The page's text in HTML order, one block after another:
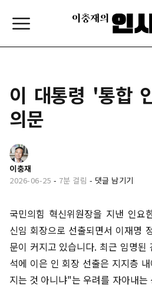
이 대통령 '통합
의문
이충재
2026-06-25 - 7분 걸림 - 댓글 남기기
국민의힘 혁신위원장을 지낸 인요
신임 회장으로 선출되면서 이재명
문이 커지고 있습니다. 최근 임명된
석에 이은 인 회장 선출은 지지층
지는 것 아니냐"는 우려를 자아내는